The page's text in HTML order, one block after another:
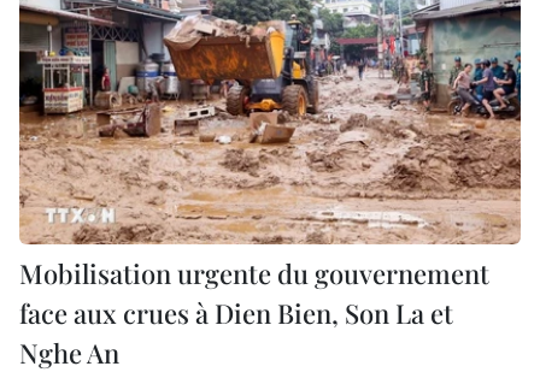
Mobilisation urgente du gouvernement
face aux crues à Dien Bien, Son La et
Nghe An